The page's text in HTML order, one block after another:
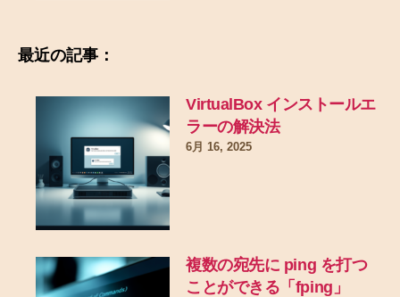
最近の記事：
VirtualBox インストールエ
ラーの解決法
6月 16, 2025
複数の宛先に ping を打つ
ことができる「fping」